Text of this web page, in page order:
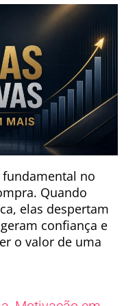
no
Quando
elas despertam
confiança e
o valor de uma